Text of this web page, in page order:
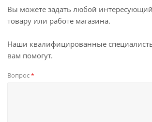
Вы можете задать любой
товару или работе магазина.
Наши квалифицированные
вам помогут.
Вопрос*